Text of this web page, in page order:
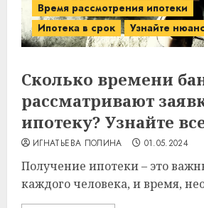
Время рассмотрения ипотеки
Ипотека в срок
Узнайте
Сколько времени
рассматривают
ипотеку? Узнайте
ИГНАТЬЕВА ПОЛИНА 01.05.2024
Получение ипотеки – это
каждого человека, и время,